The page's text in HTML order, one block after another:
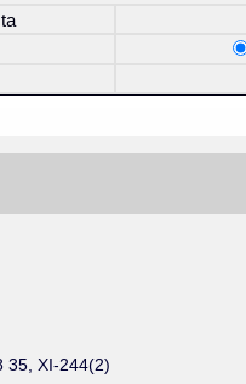
35, XI-244(2)